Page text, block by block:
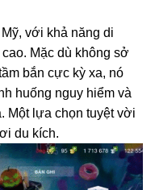
với khả năng di
Mặc dù không sở
bắn cực kỳ xa, nó
huống nguy hiểm và
Một lựa chọn tuyệt vời
du kích.